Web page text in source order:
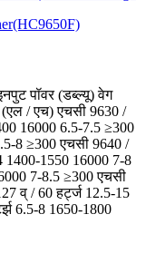
पॉवर (डब्ल्यू) वेग
/ एच) एचसी 9630 /
16000 6.5-7.5 ≥300
8 ≥300 एचसी 9640 /
1400-1550 16000 7-8
7-8.5 ≥300 एचसी
व् / 60 हर्ट्ज 12.5-15
6.5-8 1650-1800